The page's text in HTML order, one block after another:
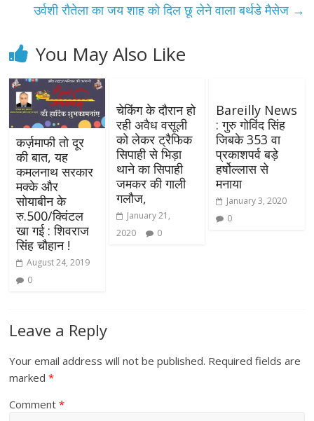
उर्वशी रौतेला का जय शाह को दिल छू लेने वाला बर्थडे मैसेज →
You May Also Like
कर्ज़माफी तो दूर
की बात, यह
कमलनाथ सरकार
मक्के और
सोयाबीन के
रु.500/क्विंटल
खा गई : शिवराज
सिंह चौहान !
August 24, 2019
0
चेकिंग के दौरान हो
रही अवैध वसूली
को लेकर ट्रैफिक
सिपाही से भिड़ा
थाने का सिपाही
जमकर की गाली
गलौज,
January 21,
2020
0
Bareilly News
: गुरु गोविंद सिंह
जिबके 353 वा
प्रकाशपर्व बड़े
हर्षोल्लास से
मनाया
January 3, 2020
0
Leave a Reply
Your email address will not be published. Required fields are
marked*
Comment*